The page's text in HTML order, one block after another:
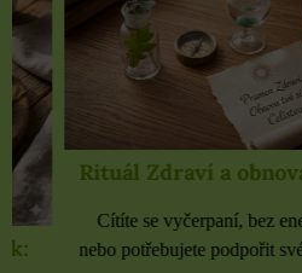
Rituál Zdraví a obnova síly
Cítíte se vyčerpaní, bez energie
nebo potřebujete podpořit své tělo...